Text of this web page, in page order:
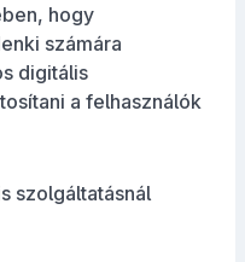
hogy
számára
digitális
a felhasználók
szolgáltatásnál